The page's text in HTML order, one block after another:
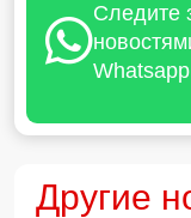
Следите
Whatsapp
Другие